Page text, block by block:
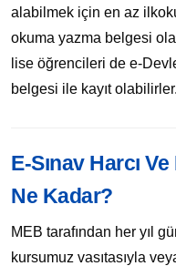
alabilmek için en az
okuma yazma belgesi
lise öğrencileri de e-
belgesi ile kayıt olabilirler.
E-Sınav Harcı
Ne Kadar?
MEB tarafından her yıl
kursumuz vasıtasıyla